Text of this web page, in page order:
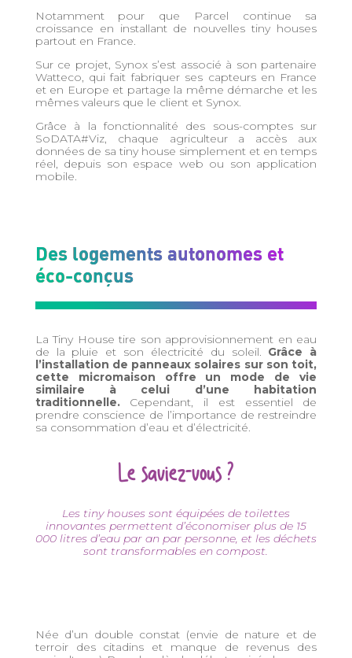
Notamment pour que Parcel continue sa
croissance en installant de nouvelles tiny houses
partout en France.
Sur ce projet, Synox s’est associé à son partenaire
Watteco, qui fait fabriquer ses capteurs en France
et en Europe et partage la même démarche et les
mêmes valeurs que le client et Synox.
Grâce à la fonctionnalité des sous-comptes sur
SoDATA#Viz, chaque agriculteur a accès aux
données de sa tiny house simplement et en temps
réel, depuis son espace web ou son application
mobile.
Des logements autonomes et
éco-conçus
La Tiny House tire son approvisionnement en eau
de la pluie et son électricité du soleil. Grâce à
l’installation de panneaux solaires sur son toit,
cette micromaison offre un mode de vie
similaire à celui d’une habitation
traditionnelle.Cependant, il est essentiel de
prendre conscience de l’importance de restreindre
sa consommation d’eau et d’électricité.
Le saviez-vous ?
Les tiny houses sont équipées de toilettes
innovantes permettent d’économiser plus de 15
000 litres d’eau par an par personne, et les déchets
sont transformables en compost.
Née d’un double constat (envie de nature et de
terroir des citadins et manque de revenus des